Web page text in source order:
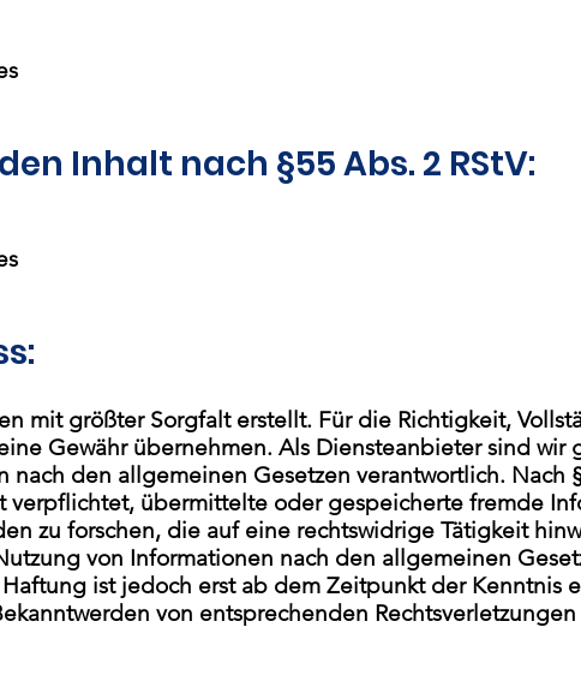
Inhalt nach §55 Abs. 2 RStV:
mit größter Sorgfalt erstellt. Für die Richtigkeit,
Gewähr übernehmen. Als Diensteanbieter sind wir
den allgemeinen Gesetzen verantwortlich. Nach
verpflichtet, übermittelte oder gespeicherte fremde
zu forschen, die auf eine rechtswidrige Tätigkeit
von Informationen nach den allgemeinen
ist jedoch erst ab dem Zeitpunkt der Kenntnis
von entsprechenden